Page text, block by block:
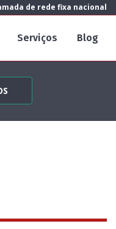
de rede fixa nacional
Serviços Blog